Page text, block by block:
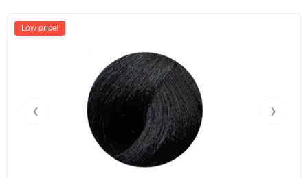
Low price!
‹ ›